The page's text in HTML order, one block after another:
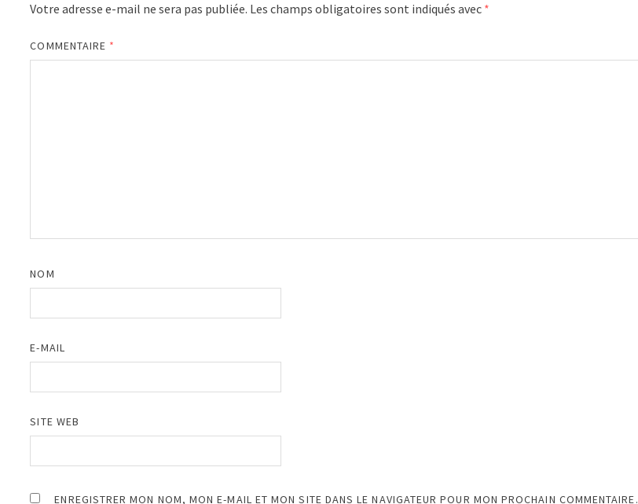
Votre adresse e-mail ne sera pas publiée. Les champs obligatoires sont indiqués avec *
COMMENTAIRE *
NOM
E-MAIL
SITE WEB
ENREGISTRER MON NOM, MON E-MAIL ET MON SITE DANS LE NAVIGATEUR POUR MON PROCHAIN COMMENTAIRE.